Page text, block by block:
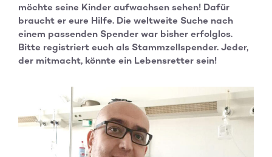
möchte seine Kinder aufwachsen sehen! Dafür
braucht er eure Hilfe. Die weltweite Suche nach
einem passenden Spender war bisher erfolglos.
Bitte registriert euch als Stammzellspender. Jeder,
der mitmacht, könnte ein Lebensretter sein!